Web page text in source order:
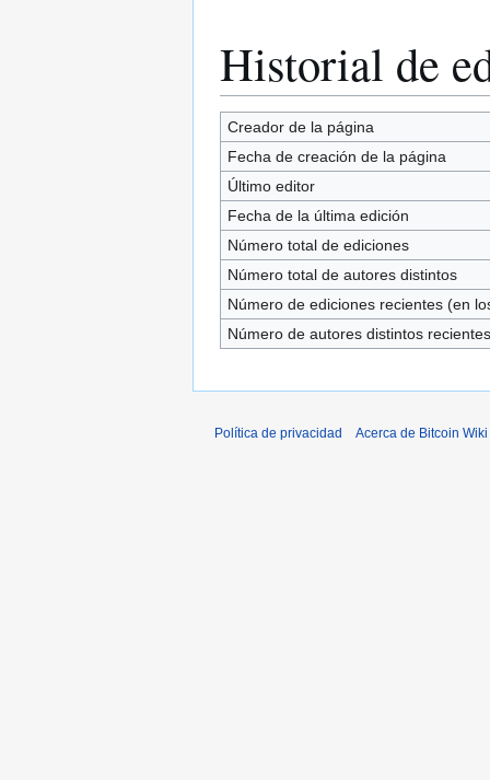
Historial de
Creador de la página
Fecha de creación de la página
Último editor
Fecha de la última edición
Número total de ediciones
Número total de autores distintos
Número de ediciones recientes (en
Número de autores distintos recientes
Política de privacidad Acerca de Bitcoin Wiki